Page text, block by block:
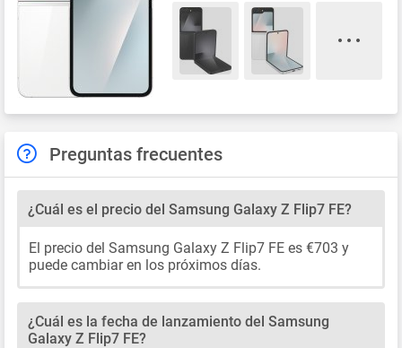
Preguntas frecuentes
¿Cuál es el precio del Samsung Galaxy Z Flip7 FE?
El precio del Samsung Galaxy Z Flip7 FE es €703 y
puede cambiar en los próximos días.
¿Cuál es la fecha de lanzamiento del Samsung
Galaxy Z Flip7 FE?